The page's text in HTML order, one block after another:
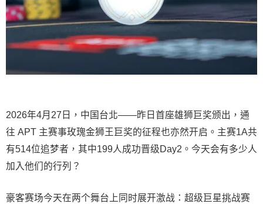
2026年4月27日，中国台北——昨日首座雄狮巨奖颁出，通
往 APT 主赛事玫瑰金狮王巨奖的征程也亦然开启。主赛1A共
有514位追梦者，其中199人成功晋级Day2。今天会有多少人
加入他们的行列？
豪客赛场今天在两个舞台上同时展开激战：超级巨星挑战赛